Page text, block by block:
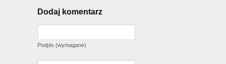
Dodaj komentarz
Podpis (wymagane)